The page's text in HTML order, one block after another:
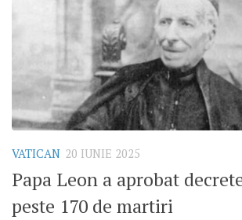
VATICAN 20 IUNIE 2025
Papa Leon a aprobat
peste 170 de martiri